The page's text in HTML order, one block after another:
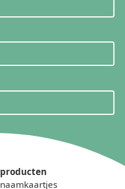
producten
naamkaartjes